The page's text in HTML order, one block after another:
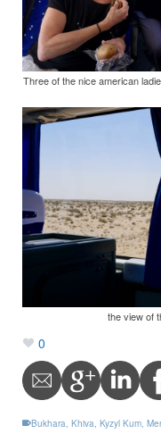
Three of the nice american
the view of
0
Bukhara, Khiva, Kyzyl Kum,